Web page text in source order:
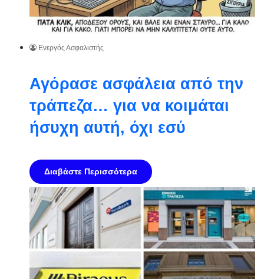
Ενεργός Ασφαλιστής
Αγόρασε ασφάλεια από την
τράπεζα… για να κοιμάται
ήσυχη αυτή, όχι εσύ
Διαβάστε Περισσότερα